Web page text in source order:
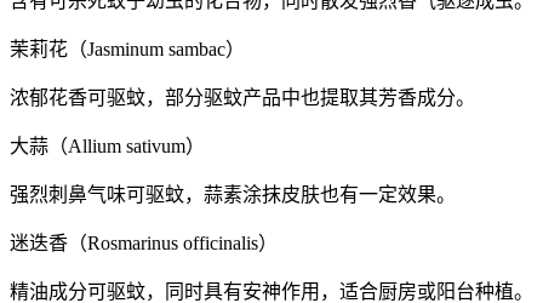
茉莉花（Jasminum sambac）
浓郁花香可驱蚊，部分驱蚊产品中也提取其芳香成分。
大蒜（Allium sativum）
强烈刺鼻气味可驱蚊，蒜素涂抹皮肤也有一定效果。
迷迭香（Rosmarinus officinalis）
精油成分可驱蚊，同时具有安神作用，适合厨房或阳台种植。